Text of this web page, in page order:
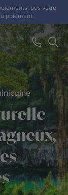
pas votre
paiement.